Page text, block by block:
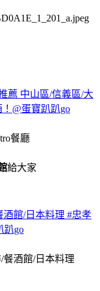
薦 中山區/信義區/大
@蛋寶趴趴go
給大家
館/日本料理 #忠孝
趴go